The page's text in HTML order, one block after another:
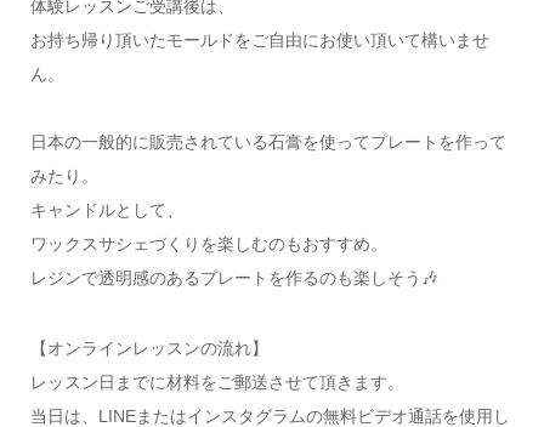
体験レッスンご受講後は、
お持ち帰り頂いたモールドをご自由にお使い頂いて構いませ
ん。
日本の一般的に販売されている石膏を使ってプレートを作って
みたり。
キャンドルとして、
ワックスサシェづくりを楽しむのもおすすめ。
レジンで透明感のあるプレートを作るのも楽しそう🎶
【オンラインレッスンの流れ】
レッスン日までに材料をご郵送させて頂きます。
当日は、LINEまたはインスタグラムの無料ビデオ通話を使用し